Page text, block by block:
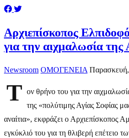
Αρχιεπίσκοπος
για την αιχμαλωσία της
Newsroom ΟΜΟΓΕΝΕΙΑ Παρασκευή,
Τ ον θρήνο του για την
της «πολύτιμης Αγίας Σοφίας
αναίτια», εκφράζει ο Αρχιεπίσκοπος
εγκύκλιό του για τη θλιβερή επέτειο